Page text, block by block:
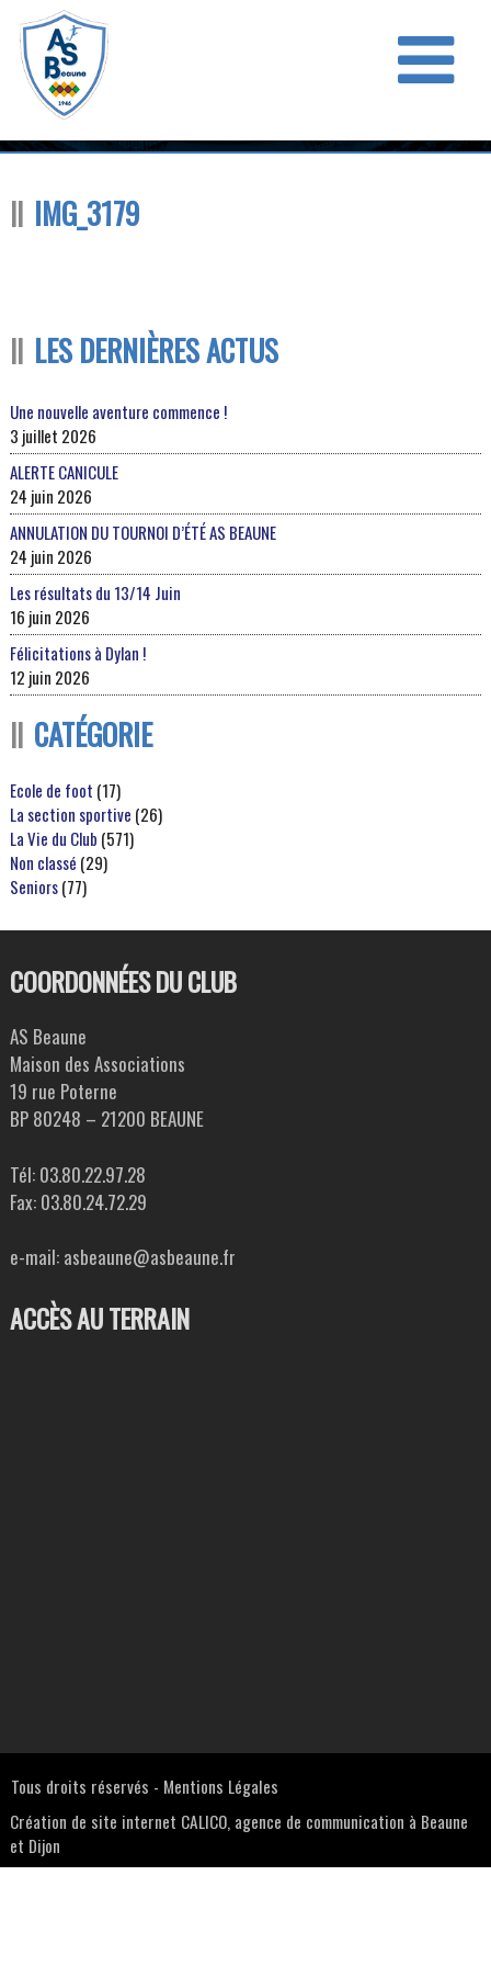
IMG_3179
LES DERNIÈRES ACTUS
Une nouvelle aventure commence !
3 juillet 2026
ALERTE CANICULE
24 juin 2026
ANNULATION DU TOURNOI D’ÉTÉ AS BEAUNE
24 juin 2026
Les résultats du 13/14 Juin
16 juin 2026
Félicitations à Dylan !
12 juin 2026
CATÉGORIE
Ecole de foot (17)
La section sportive (26)
La Vie du Club (571)
Non classé (29)
Seniors(77)
COORDONNÉES DU CLUB
AS Beaune
Maison des Associations
19 rue Poterne
BP 80248 – 21200 BEAUNE
Tél: 03.80.22.97.28
Fax: 03.80.24.72.29
e-mail: asbeaune@asbeaune.fr
ACCÈS AU TERRAIN
Tous droits réservés - Mentions Légales
Création de site internet CALICO, agence de communication à Beaune
et Dijon